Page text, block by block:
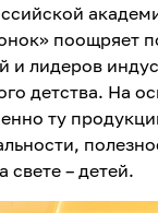
поощряет
и лидеров
детства. На
ту
свете – детей.